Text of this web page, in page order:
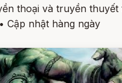
thoại và truyền
• Cập nhật hàng ngày